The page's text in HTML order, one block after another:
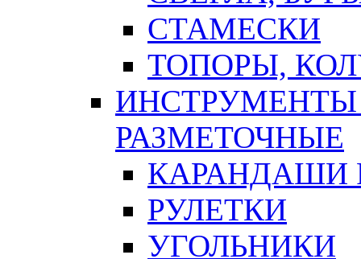
СТАМЕСКИ
ТОПОРЫ,
ИНСТРУМЕНТЫ
РАЗМЕТОЧНЫЕ
КАРАНДАШИ
РУЛЕТКИ
УГОЛЬНИКИ